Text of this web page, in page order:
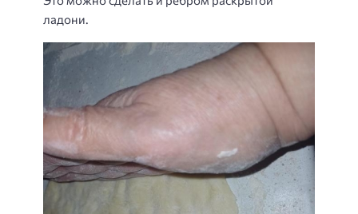
ладони.